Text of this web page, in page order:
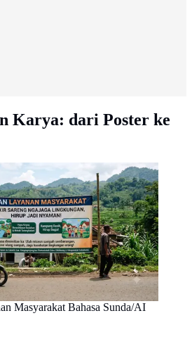
Karya: dari Poster ke
Masyarakat Bahasa Sunda/AI